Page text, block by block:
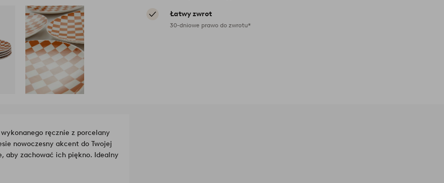
Łatwy zwrot
30-dniowe prawo do zwrotu*
ręcznie z porcelany
nowoczesny akcent do Twojej
aby zachować ich piękno. Idealny